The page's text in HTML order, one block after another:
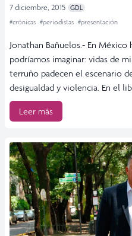
7 diciembre, 2015 GDL
#crónicas #periodistas #presentación
Jonathan Bañuelos.- En
podríamos imaginar: vidas de
terruño padecen el escenario
desigualdad y violencia. En el
Leer más